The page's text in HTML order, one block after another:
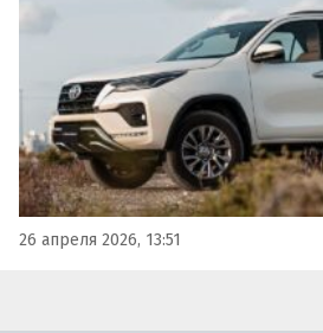
портал «Автоновости дня».
26 апреля 2026, 13:51